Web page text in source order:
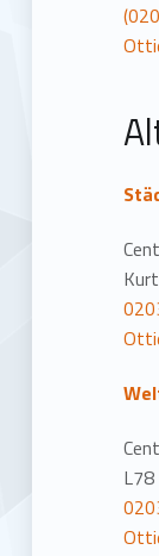
i
i
o
n
e